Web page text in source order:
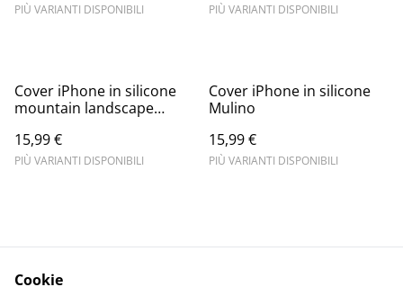
PIÙ VARIANTI DISPONIBILI PIÙ VARIANTI DISPONIBILI
Cover iPhone in silicone
mountain landscape
15,99 €
PIÙ VARIANTI DISPONIBILI
Cover iPhone in silicone
Mulino
15,99 €
PIÙ VARIANTI DISPONIBILI
Cookie